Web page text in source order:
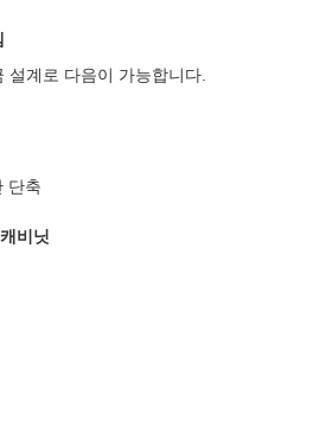
설계로 다음이 가능합니다.
단축
비닛